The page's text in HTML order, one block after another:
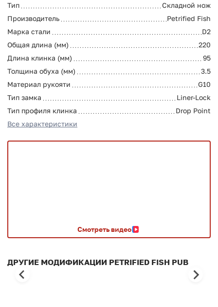
Тип
Складной нож
Производитель
Petrified Fish
Марка стали
D2
Общая длина (мм)
220
Длина клинка (мм)
95
Толщина обуха (мм)
3.5
Материал рукояти
G10
Тип замка
Liner-Lock
Тип профиля клинка
Drop Point
Все характеристики
Смотреть видео
ДРУГИЕ МОДИФИКАЦИИ PETRIFIED FISH PUB